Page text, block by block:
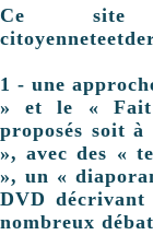
Ce site :
1 - une
» et le « Fait
proposés soit
», avec des «
», un «
DVD
nombreux